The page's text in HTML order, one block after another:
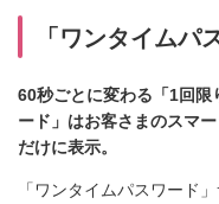
「ワンタイムパ
60秒ごとに変わる「1回限
ード」はお客さまのスマ
だけに表示。
「ワンタイムパスワード